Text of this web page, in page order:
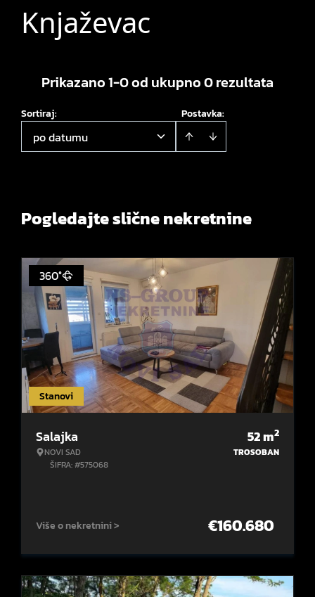
Knjaževac
Prikazano 1-0 od ukupno 0 rezultata
Postavka:
Sortiraj:
po datumu
Pogledajte slične nekretnine
Stanovi
360°
Salajka
NOVI SAD
ŠIFRA: #575068
52m2
TROSOBAN
Više o nekretnini > €160.680